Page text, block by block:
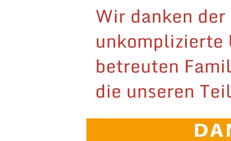
Wir danken
unkomplizierte
betreuten
die unseren